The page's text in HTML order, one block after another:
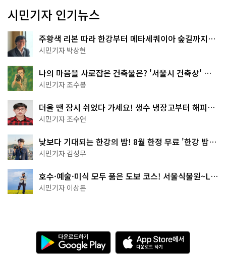
시민기자 인기뉴스
주황색 리본 따라 한강부터 메타세쿼이아 숲길까지…
서울둘레길 15코스
시민기자 박상현
나의 마음을 사로잡은 건축물은? '서울시 건축상' 수
상작 공개!
시민기자 조수봉
더울 땐 잠시 쉬었다 가세요! 생수 냉장고부터 해피소
·무더위쉼터까지
시민기자 조수연
낮보다 기대되는 한강의 밤! 8월 한정 무료 '한강 밤
핑' 예약은?
시민기자 김성무
호수·예술·미식 모두 품은 도보 코스! 서울식물원~LG
아트센터~마곡테라스거리
시민기자 이상돈
다
운
로
A
p
p